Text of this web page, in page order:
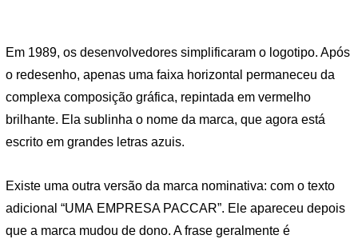
Em 1989, os desenvolvedores simplificaram o logotipo. Após
o redesenho, apenas uma faixa horizontal permaneceu da
complexa composição gráfica, repintada em vermelho
brilhante. Ela sublinha o nome da marca, que agora está
escrito em grandes letras azuis.
Existe uma outra versão da marca nominativa: com o texto
adicional “UMA EMPRESA PACCAR”. Ele apareceu depois
que a marca mudou de dono. A frase geralmente é